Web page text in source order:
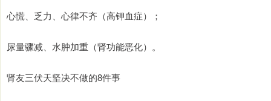
心慌、乏力、心律不齐（高钾血症）；
尿量骤减、水肿加重（肾功能恶化）。
肾友三伏天坚决不做的8件事